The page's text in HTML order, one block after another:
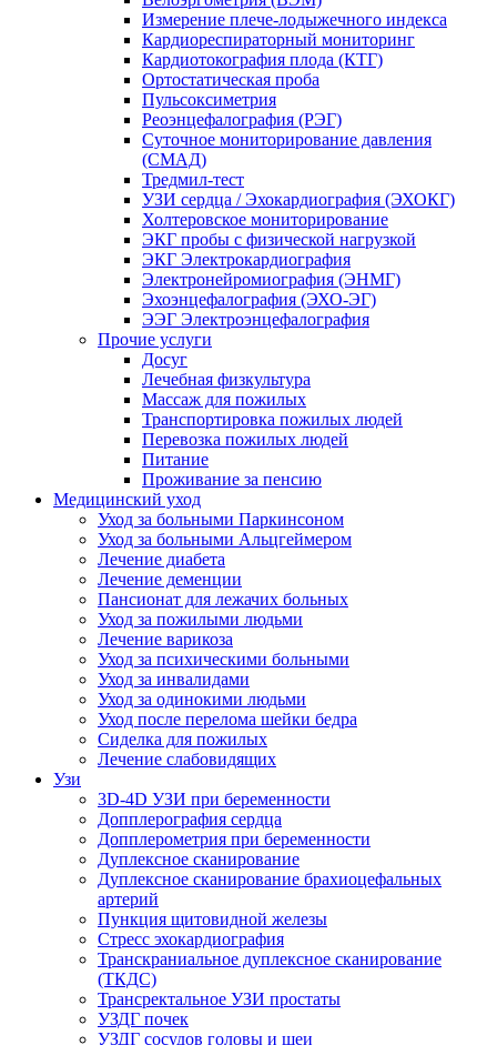
Измерение плече-лодыжечного индекса
Кардиореспираторный мониторинг
Кардиотокография плода (КТГ)
Ортостатическая проба
Пульсоксиметрия
Реоэнцефалография (РЭГ)
Суточное мониторирование давления
(СМАД)
Тредмил-тест
УЗИ сердца / Эхокардиография (ЭХОКГ)
Холтеровское мониторирование
ЭКГ пробы с физической нагрузкой
ЭКГ Электрокардиография
Электронейромиография (ЭНМГ)
Эхоэнцефалография (ЭХО-ЭГ)
ЭЭГ Электроэнцефалография
Прочие услуги
Досуг
Лечебная физкультура
Массаж для пожилых
Транспортировка пожилых людей
Перевозка пожилых людей
Питание
Проживание за пенсию
Медицинский уход
Уход за больными Паркинсоном
Уход за больными Альцгеймером
Лечение диабета
Лечение деменции
Пансионат для лежачих больных
Уход за пожилыми людьми
Лечение варикоза
Уход за психическими больными
Уход за инвалидами
Уход за одинокими людьми
Уход после перелома шейки бедра
Сиделка для пожилых
Лечение слабовидящих
Узи
3D-4D УЗИ при беременности
Допплерография сердца
Допплерометрия при беременности
Дуплексное сканирование
Дуплексное сканирование брахиоцефальных
артерий
Пункция щитовидной железы
Стресс эхокардиография
Транскраниальное дуплексное сканирование
(ТКДС)
Трансректальное УЗИ простаты
УЗДГ почек
УЗДГ сосудов головы и шеи